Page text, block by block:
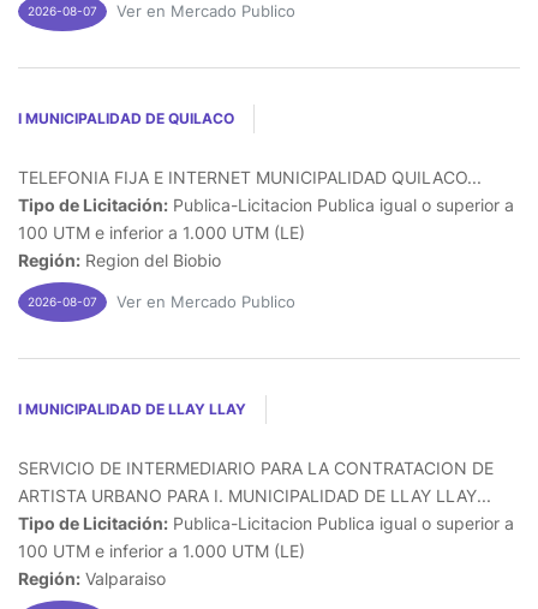
2026-08-07 Ver en Mercado Publico
I MUNICIPALIDAD DE QUILACO
TELEFONIA FIJA E INTERNET MUNICIPALIDAD QUILACO...
Tipo de Licitación: Publica-Licitacion Publica igual o superior a
100 UTM e inferior a 1.000 UTM (LE)
Región: Region del Biobio
2026-08-07 Ver en Mercado Publico
I MUNICIPALIDAD DE LLAY LLAY
SERVICIO DE INTERMEDIARIO PARA LA CONTRATACION DE
ARTISTA URBANO PARA I. MUNICIPALIDAD DE LLAY LLAY...
Tipo de Licitación: Publica-Licitacion Publica igual o superior a
100 UTM e inferior a 1.000 UTM (LE)
Región: Valparaiso